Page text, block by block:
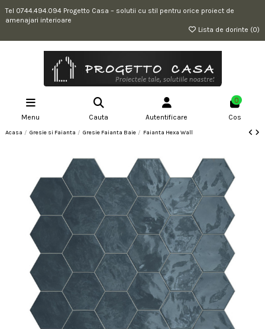
Tel 0744.494.094 Progetto Casa – solutii cu stil pentru orice proiect de
amenajari interioare
Lista de dorinte (0)
Menu Cauta Autentificare
0
Cos
Acasa Gresie si Faianta Gresie Faianta Baie Faianta Hexa Wall